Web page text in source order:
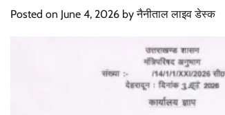
Posted on June 4, 2026 byनैनीताल लाइव डेस्क